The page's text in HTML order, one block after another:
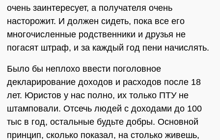
очень заинтересует, а получателя очень
насторожит. И должен сидеть, пока все его
многочисленные родственники и друзья не
погасят штраф, и за каждый год пени начислять.
Было бы неплохо ввести поголовное
декларирование доходов и расходов после 18
лет. Юристов у нас полно, их только ПТУ не
штамповали. Отсечь людей с доходами до 100
тыс в год, остальные будьте добры. Основной
принцип, сколько показал, на столько живешь,